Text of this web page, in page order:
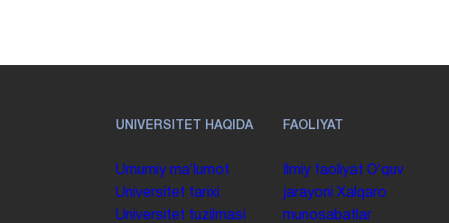
UNIVERSITET HAQIDA
Umumiy maʼlumot
Universitet tarixi
Universitet tuzilmasi
FAOLIYAT
Ilmiy faoliyat Oʻquv
jarayoni Xalqaro
munosabatlar